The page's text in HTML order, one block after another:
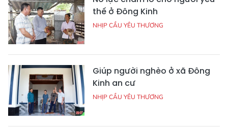
thế ở Đông Kinh
NHỊP CẦU YÊU THƯƠNG
Giúp người nghèo ở xã Đông
Kinh an cư
NHỊP CẦU YÊU THƯƠNG